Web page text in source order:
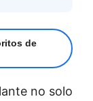
de
no solo